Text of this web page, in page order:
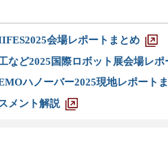
会場レポートまとめ
など2025国際ロボット展会場レポ
ハノーバー2025現地レポート
メント解説